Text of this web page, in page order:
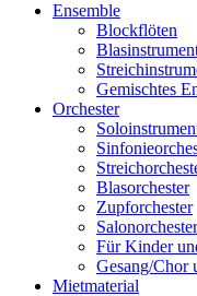
Ensemble
Blockflöten
Gemischtes
Orchester
Blasorchester
Zupforchester
Salonorchester
Für Kinder
Gesang/Chor
Mietmaterial